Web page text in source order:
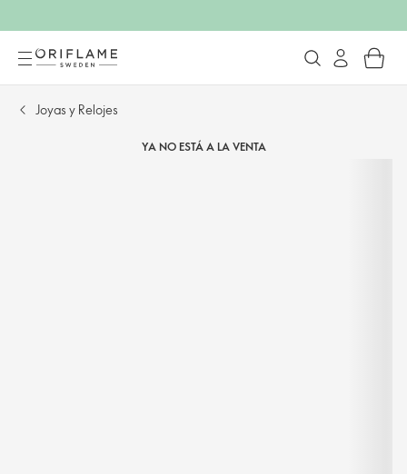
Joyas y Relojes
YA NO ESTÁ A LA VENTA